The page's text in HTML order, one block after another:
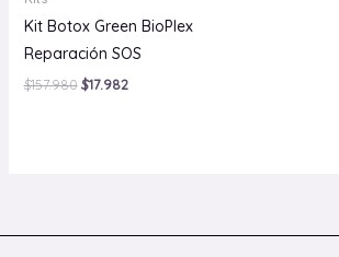
Kit Botox Green BioPlex
Reparación SOS
$157.980 $17.982